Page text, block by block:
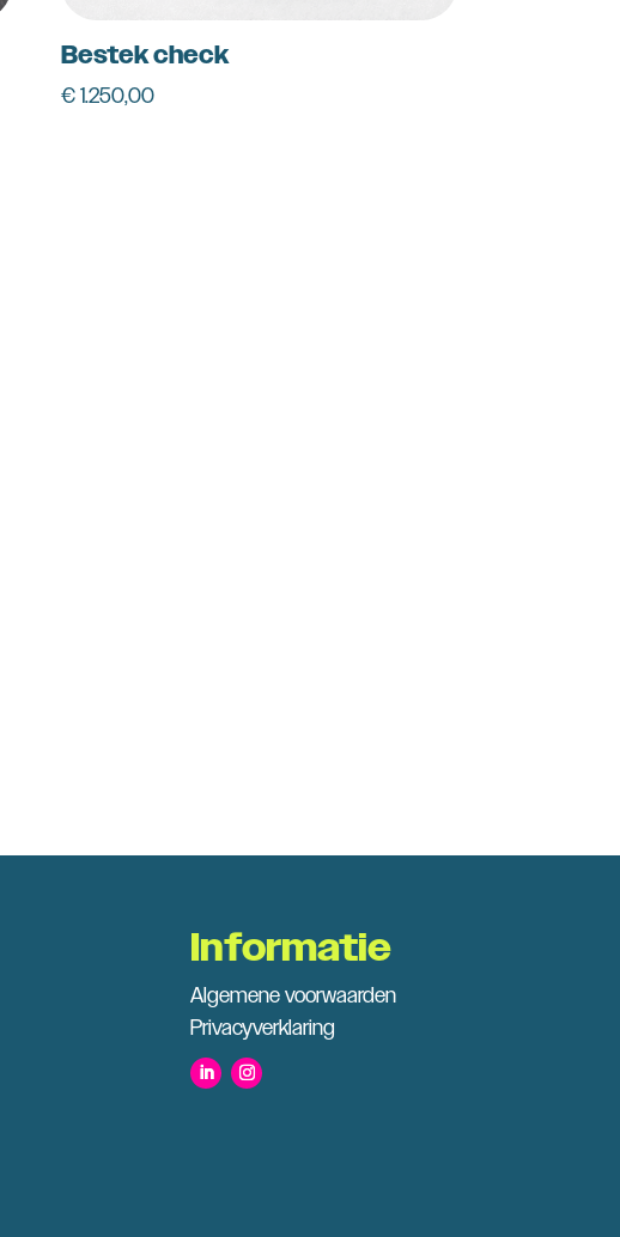
Bestek check
€1.250,00
Informatie
Algemene voorwaarden
Privacyverklaring